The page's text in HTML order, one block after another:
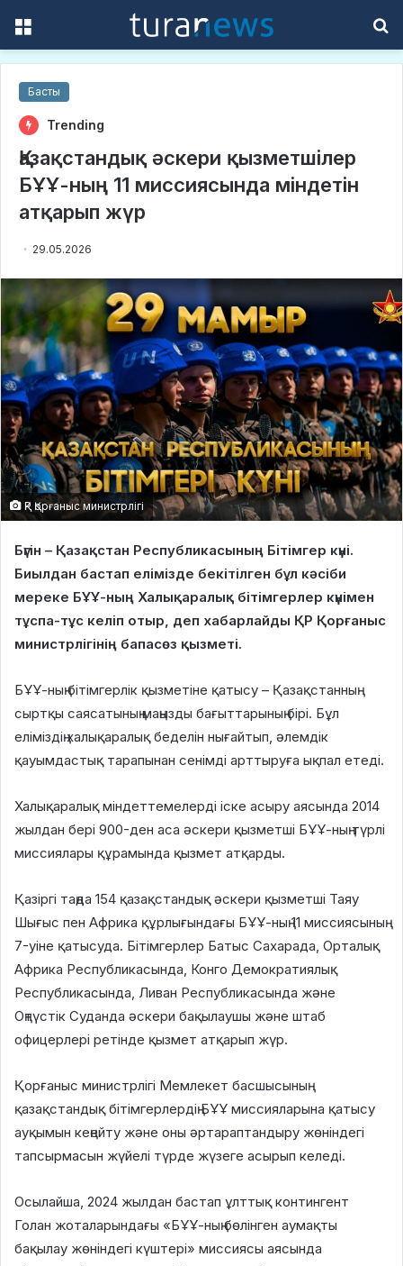
Басты
Trending
Қазақстандық әскери қызметшілер
БҰҰ-ның 11 миссиясында міндетін
атқарып жүр
29.05.2026
ҚР Қорғаныс министрлігі
Бүгін – Қазақстан Республикасының Бітімгер күні.
Биылдан бастап елімізде бекітілген бұл кәсіби
мереке БҰҰ-ның Халықаралық бітімгерлер күнімен
тұспа-тұс келіп отыр, деп хабарлайды ҚР Қорғаныс
министрлігінің бапасөз қызметі.
БҰҰ-ның бітімгерлік қызметіне қатысу – Қазақстанның
сыртқы саясатының маңызды бағыттарының бірі. Бұл
еліміздің халықаралық беделін нығайтып, әлемдік
қауымдастық тарапынан сенімді арттыруға ықпал етеді.
Халықаралық міндеттемелерді іске асыру аясында 2014
жылдан бері 900-ден аса әскери қызметші БҰҰ-ның түрлі
миссиялары құрамында қызмет атқарды.
Қазіргі таңда 154 қазақстандық әскери қызметші Таяу
Шығыс пен Африка құрлығындағы БҰҰ-ның 11 миссиясының
7-уіне қатысуда. Бітімгерлер Батыс Сахарада, Орталық
Африка Республикасында, Конго Демократиялық
Республикасында, Ливан Республикасында және
Оңтүстік Суданда әскери бақылаушы және штаб
офицерлері ретінде қызмет атқарып жүр.
Қорғаныс министрлігі Мемлекет басшысының
қазақстандық бітімгерлердің БҰҰ миссияларына қатысу
ауқымын кеңейту және оны әртараптандыру жөніндегі
тапсырмасын жүйелі түрде жүзеге асырып келеді.
Осылайша, 2024 жылдан бастап ұлттық контингент
Голан жоталарындағы «БҰҰ-ның бөлінген аумақты
бақылау жөніндегі күштері» миссиясы аясында